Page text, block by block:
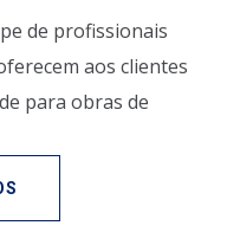
de profissionais
aos clientes
para obras de